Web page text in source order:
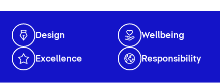
Design Wellbeing
Excellence Responsibility